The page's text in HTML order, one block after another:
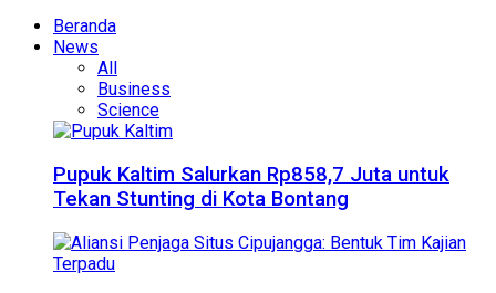
Beranda
News
All
Business
Science
Pupuk Kaltim Salurkan Rp858,7 Juta untuk
Tekan Stunting di Kota Bontang